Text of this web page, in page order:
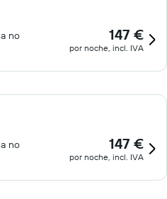
no
147 €
por noche, incl. IVA
no
147 €
por noche, incl. IVA